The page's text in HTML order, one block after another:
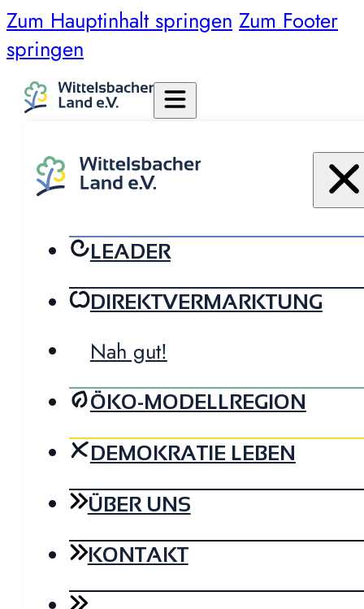
Zum Hauptinhalt springen Zum Footer
springen
LEADER
DIREKTVERMARKTUNG
Nah gut!
ÖKO-MODELLREGION
DEMOKRATIE LEBEN
ÜBER UNS
KONTAKT